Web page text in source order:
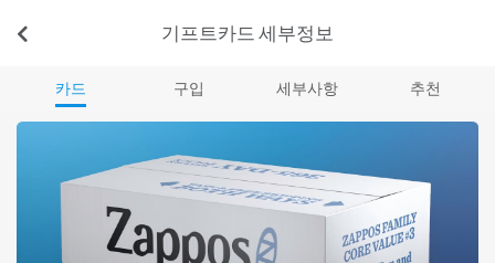
기프트카드 세부정보
카드 구입 세부사항 추천